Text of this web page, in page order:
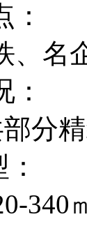
、名
：
分
340